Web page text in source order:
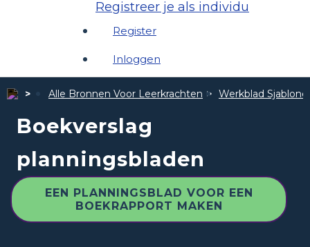
Registreer je als individu
Register
Inloggen
Alle Bronnen Voor Leerkrachten Werkblad
Boekverslag
planningsbladen
EEN PLANNINGSBLAD VOOR EEN
BOEKRAPPORT MAKEN